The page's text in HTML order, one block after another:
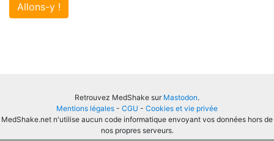
Allons-y !
Retrouvez MedShake sur Mastodon.
Mentions légales - CGU - Cookies et vie privée
MedShake.net n'utilise aucun code informatique envoyant vos données hors de
nos propres serveurs.